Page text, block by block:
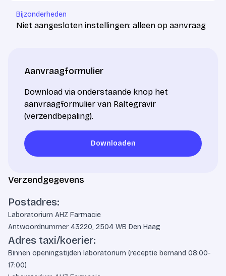
Bijzonderheden
Niet aangesloten instellingen: alleen op aanvraag
Aanvraagformulier
Download via onderstaande knop het
aanvraagformulier van Raltegravir
(verzendbepaling).
Downloaden
Verzendgegevens
Postadres:
Laboratorium AHZ Farmacie
Antwoordnummer 43220, 2504 WB Den Haag
Adres taxi/koerier:
Binnen openingstijden laboratorium (receptie bemand 08:00-
17:00)